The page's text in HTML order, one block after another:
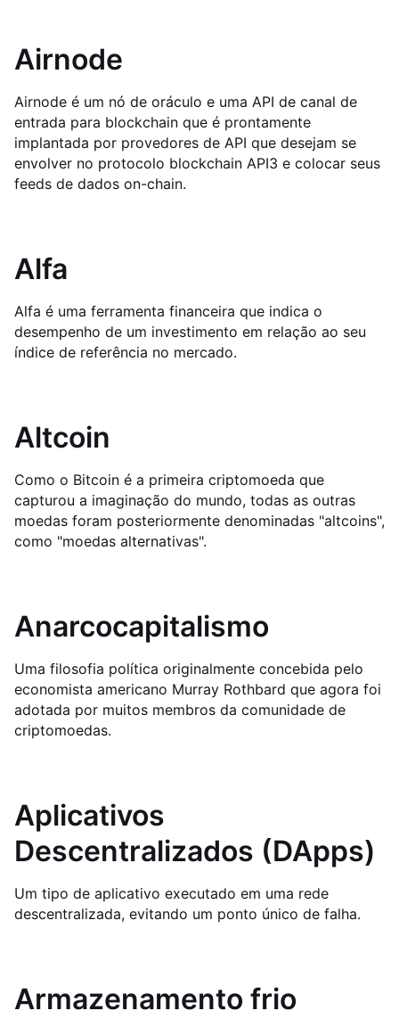
Airnode
Airnode é um nó de oráculo e uma API de canal de
entrada para blockchain que é prontamente
implantada por provedores de API que desejam se
envolver no protocolo blockchain API3 e colocar seus
feeds de dados on-chain.
Alfa
Alfa é uma ferramenta financeira que indica o
desempenho de um investimento em relação ao seu
índice de referência no mercado.
Altcoin
Como o Bitcoin é a primeira criptomoeda que
capturou a imaginação do mundo, todas as outras
moedas foram posteriormente denominadas "altcoins",
como "moedas alternativas".
Anarcocapitalismo
Uma filosofia política originalmente concebida pelo
economista americano Murray Rothbard que agora foi
adotada por muitos membros da comunidade de
criptomoedas.
Aplicativos
Descentralizados (DApps)
Um tipo de aplicativo executado em uma rede
descentralizada, evitando um ponto único de falha.
Armazenamento frio